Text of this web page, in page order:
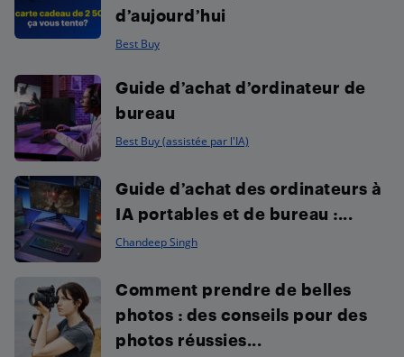
d’aujourd’hui
Best Buy
Guide d’achat d’ordinateur de
bureau
Best Buy (assistée par l'IA)
Guide d’achat des ordinateurs à
IA portables et de bureau :...
Chandeep Singh
Comment prendre de belles
photos : des conseils pour des
photos réussies...